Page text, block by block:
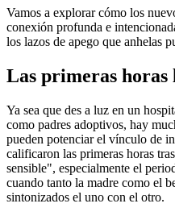
Vamos a explorar cómo los
conexión profunda e
los lazos de apego que anhelas
Las primeras horas
Ya sea que des a luz en un
como padres adoptivos, hay
pueden potenciar el vínculo de
calificaron las primeras horas
sensible", especialmente el
cuando tanto la madre como el
sintonizados el uno con el otro.